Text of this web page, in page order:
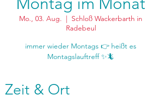
Mo., 03. Aug.
  |
Schloß Wackerbarth in
Radebeul
immer wieder Montags 👉 heißt es
Zeit & Ort